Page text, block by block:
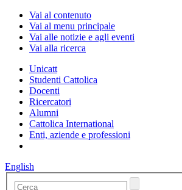
Vai al contenuto
Vai al menu principale
Vai alle notizie e agli eventi
Vai alla ricerca
Unicatt
Studenti Cattolica
Docenti
Ricercatori
Alumni
Cattolica International
Enti, aziende e professioni
English